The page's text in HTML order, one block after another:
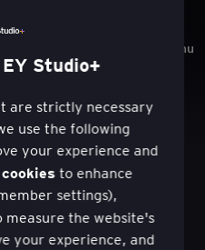
Menu
Studio+
are strictly necessary
use the following
your experience and
to enhance
settings),
measure the website's
your experience, and